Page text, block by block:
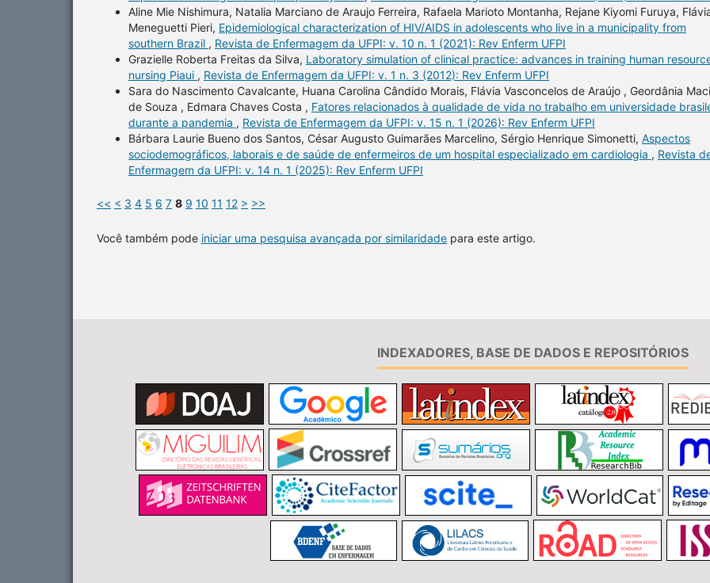
Aline Mie Nishimura, Natalia Marciano de Araujo Ferreira, Rafaela Marioto Montanha, Rejane Kiyomi Furuya,
Meneguetti Pieri, Epidemiological characterization of HIV/AIDS in adolescents who live in a municipality from
southern Brazil , Revista de Enfermagem da UFPI: v. 10 n. 1 (2021): Rev Enferm UFPI
Grazielle Roberta Freitas da Silva, Laboratory simulation of clinical practice: advances in training human
nursing Piaui , Revista de Enfermagem da UFPI: v. 1 n. 3 (2012): Rev Enferm UFPI
Sara do Nascimento Cavalcante, Huana Carolina Cândido Morais, Flávia Vasconcelos de Araújo , Geordânia
de Souza , Edmara Chaves Costa , Fatores relacionados à qualidade de vida no trabalho em universidade
durante a pandemia , Revista de Enfermagem da UFPI: v. 15 n. 1 (2026): Rev Enferm UFPI
Bárbara Laurie Bueno dos Santos, César Augusto Guimarães Marcelino, Sérgio Henrique Simonetti, Aspectos
sociodemográficos, laborais e de saúde de enfermeiros de um hospital especializado em cardiologia , Revista
Enfermagem da UFPI: v. 14 n. 1 (2025): Rev Enferm UFPI
<< < 3 4 5 6 7 8 9 10 11 12 > >>
Você também pode iniciar uma pesquisa avançada por similaridade para este artigo.
INDEXADORES, BASE DE DADOS E REPOSITÓRIOS